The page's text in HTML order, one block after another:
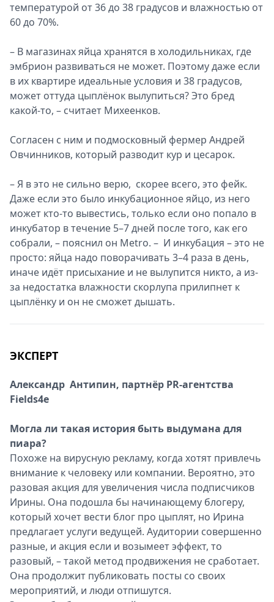
температурой от 36 до 38 градусов и влажностью от
60 до 70%.
– В магазинах яйца хранятся в холодильниках, где
эмбрион развиваться не может. Поэтому даже если
в их квартире идеальные условия и 38 градусов,
может оттуда цыплёнок вылупиться? Это бред
какой-то, – считает Михеенков.
Согласен с ним и подмосковный фермер Андрей
Овчинников, который разводит кур и цесарок.
– Я в это не сильно верю, скорее всего, это фейк.
Даже если это было инкубационное яйцо, из него
может кто-то вывестись, только если оно попало в
инкубатор в течение 5–7 дней после того, как его
собрали, – пояснил он Metro. – И инкубация – это не
просто: яйца надо поворачивать 3–4 раза в день,
иначе идёт присыхание и не вылупится никто, а из-
за недостатка влажности скорлупа прилипнет к
цыплёнку и он не сможет дышать.
ЭКСПЕРТ
Александр Антипин, партнёр PR-агентства
Fields4e
Могла ли такая история быть выдумана для
пиара?
Похоже на вирусную рекламу, когда хотят привлечь
внимание к человеку или компании. Вероятно, это
разовая акция для увеличения числа подписчиков
Ирины. Она подошла бы начинающему блогеру,
который хочет вести блог про цыплят, но Ирина
предлагает услуги ведущей. Аудитории совершенно
разные, и акция если и возымеет эффект, то
разовый, – такой метод продвижения не сработает.
Она продолжит публиковать посты со своих
мероприятий, и люди отпишутся.